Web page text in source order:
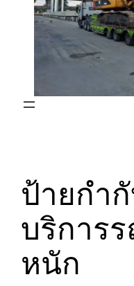
ป้ายกำ
บริการ
หนัก